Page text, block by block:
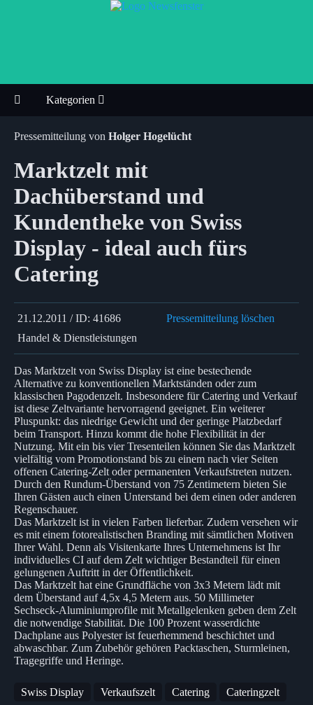
Kategorien
Pressemitteilung von Holger Hogelücht
Marktzelt mit
Dachüberstand und
Kundentheke von Swiss
Display - ideal auch fürs
Catering
21.12.2011 / ID: 41686
Pressemitteilung löschen
Handel & Dienstleistungen
Das Marktzelt von Swiss Display ist eine bestechende
Alternative zu konventionellen Marktständen oder zum
klassischen Pagodenzelt. Insbesondere für Catering und Verkauf
ist diese Zeltvariante hervorragend geeignet. Ein weiterer
Pluspunkt: das niedrige Gewicht und der geringe Platzbedarf
beim Transport. Hinzu kommt die hohe Flexibilität in der
Nutzung. Mit ein bis vier Tresenteilen können Sie das Marktzelt
vielfältig vom Promotionstand bis zu einem nach vier Seiten
offenen Catering-Zelt oder permanenten Verkaufstreten nutzen.
Durch den Rundum-Überstand von 75 Zentimetern bieten Sie
Ihren Gästen auch einen Unterstand bei dem einen oder anderen
Regenschauer.
Das Marktzelt ist in vielen Farben lieferbar. Zudem versehen wir
es mit einem fotorealistischen Branding mit sämtlichen Motiven
Ihrer Wahl. Denn als Visitenkarte Ihres Unternehmens ist Ihr
individuelles CI auf dem Zelt wichtiger Bestandteil für einen
gelungenen Auftritt in der Öffentlichkeit.
Das Marktzelt hat eine Grundfläche von 3x3 Metern lädt mit
dem Überstand auf 4,5x 4,5 Metern aus. 50 Millimeter
Sechseck-Aluminiumprofile mit Metallgelenken geben dem Zelt
die notwendige Stabilität. Die 100 Prozent wasserdichte
Dachplane aus Polyester ist feuerhemmend beschichtet und
abwaschbar. Zum Zubehör gehören Packtaschen, Sturmleinen,
Tragegriffe und Heringe.
Swiss Display Verkaufszelt Catering
Cateringzelt